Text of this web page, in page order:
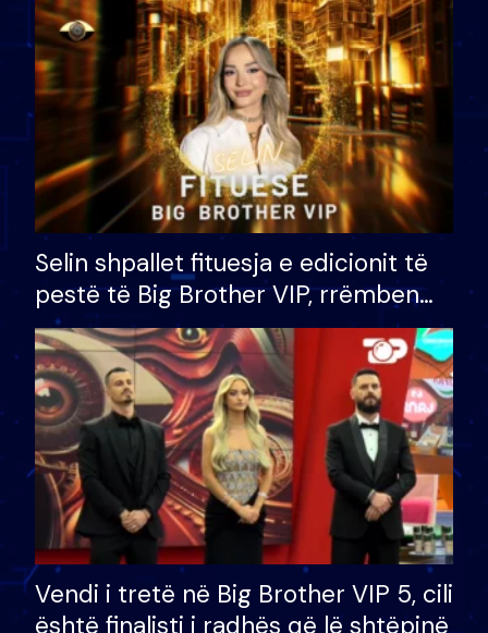
Selin shpallet fituesja e edicionit të
pestë të Big Brother VIP, rrëmben
çmimin e madh prej 100 mijë eurosh
Vendi i tretë në Big Brother VIP 5, cili
është finalisti i radhës që lë shtëpinë